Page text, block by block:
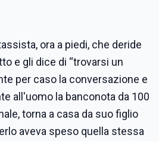
ora a piedi, che deride
e gli dice di “trovarsi un
per caso la conversazione e
all'uomo la banconota da 100
torna a casa da suo figlio
aveva speso quella stessa